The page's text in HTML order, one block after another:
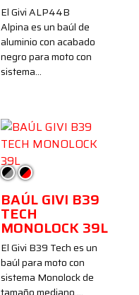
El Givi ALP44B
Alpina es un baúl de
aluminio con acabado
negro para moto con
sistema…
Negro/Ahumado
Negro/Rojo
BAÚL GIVI B39
TECH
MONOLOCK 39L
El Givi B39 Tech es un
baúl para moto con
sistema Monolock de